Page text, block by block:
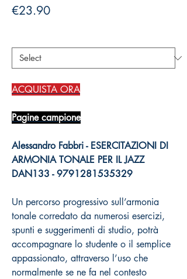
€23.90Price
ACQUISTA ORA
Pagine campione
Alessandro Fabbri - ESERCITAZIONI DI
ARMONIA TONALE PER IL JAZZ
DAN133 - 9791281535329
Un percorso progressivo sull’armonia
tonale corredato da numerosi esercizi,
spunti e suggerimenti di studio, potrà
accompagnare lo studente o il semplice
appassionato, attraverso l’uso che
normalmente se ne fa nel contesto